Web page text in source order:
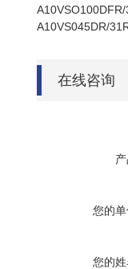
A10VS045DR/
在线咨询
产
您的单
您的姓